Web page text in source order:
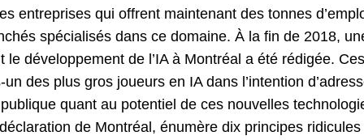
entreprises qui offrent maintenant des tonnes
spécialisés dans ce domaine. À la fin de 2018,
le développement de l’IA à Montréal a été rédigée.
des plus gros joueurs en IA dans l’intention
quant au potentiel de ces nouvelles
de Montréal, énumère dix principes